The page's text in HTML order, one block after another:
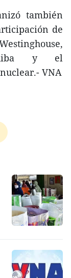
también
de
y el
VNA